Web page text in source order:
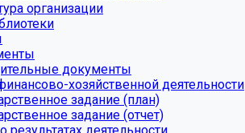
организации
документы
хозяйственной деятельности
задание (план)
задание (отчет)